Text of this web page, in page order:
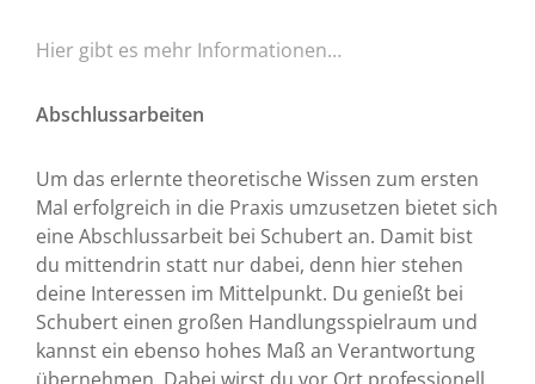
Hier gibt es mehr Informationen…
Abschlussarbeiten
Um das erlernte theoretische Wissen zum ersten
Mal erfolgreich in die Praxis umzusetzen bietet sich
eine Abschlussarbeit bei Schubert an. Damit bist
du mittendrin statt nur dabei, denn hier stehen
deine Interessen im Mittelpunkt. Du genießt bei
Schubert einen großen Handlungsspielraum und
kannst ein ebenso hohes Maß an Verantwortung